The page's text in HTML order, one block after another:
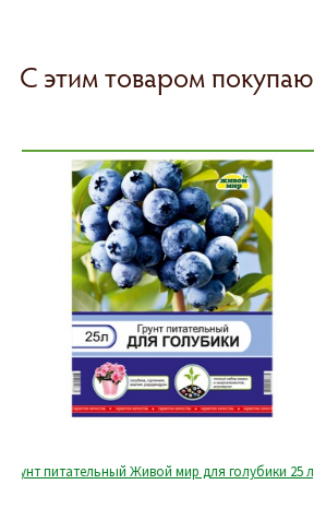
С этим товаром
Грунт питательный Живой мир для